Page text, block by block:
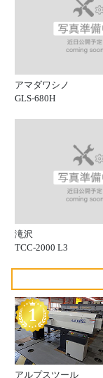
アマダワシノ
GLS-680H
滝沢
TCC-2000 L3
アルプスツール